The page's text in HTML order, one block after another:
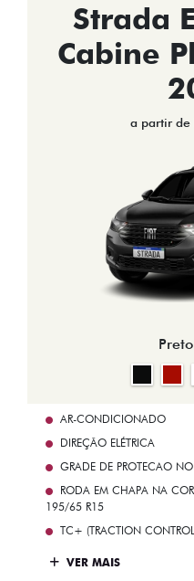
Strada
Cabine
a partir de
AR-CONDICIONADO
DIREÇÃO ELÉTRICA
GRADE DE PROTECAO NO
RODA EM CHAPA NA
195/65 R15
TC+ (TRACTION
VER MAIS